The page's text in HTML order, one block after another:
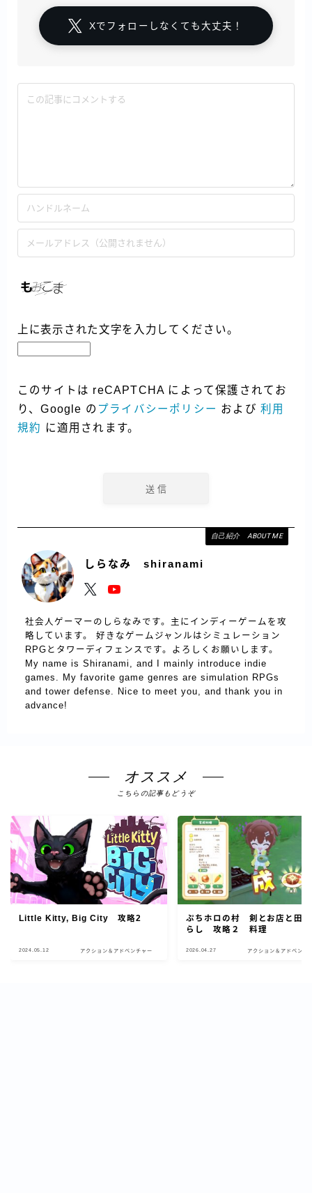
Xでフォローしなくても大丈夫！
上に表示された文字を入力してください。
このサイトは reCAPTCHA によって保護されてお
り、Google の プライバシーポリシー および利用
規約 に適用されます。
自己紹介 ABOUT ME
しらなみ shiranami
社会人ゲーマーのしらなみです。主にインディーゲームを攻
略しています。 好きなゲームジャンルはシミュレーション
RPGとタワーディフェンスです。よろしくお願いします。
My name is Shiranami, and I mainly introduce indie
games. My favorite game genres are simulation RPGs
and tower defense. Nice to meet you, and thank you in
advance!
オススメ
こちらの記事もどうぞ
Little Kitty, Big City 攻略2
2024.05.12 アクション＆アドベンチャー
ぷちホロの村 剣とお店と田
らし 攻略２ 料理
2026.04.27 アクション＆アドベンチ